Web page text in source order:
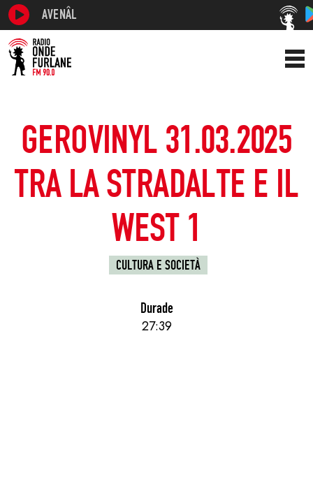
AVENÂL
GEROVINYL 31.03.2025
TRA LA STRADALTE E IL
WEST 1
CULTURA E SOCIETÀ
Durade
27:39